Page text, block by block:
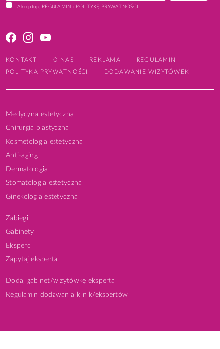
Akceptuję REGULAMIN i POLITYKĘ PRYWATNOŚCI
KONTAKT O NAS REKLAMA
REGULAMIN
POLITYKA PRYWATNOŚCI
DODAWANIE WIZYTÓWEK
Medycyna estetyczna
Chirurgia plastyczna
Kosmetologia estetyczna
Anti-aging
Dermatologia
Stomatologia estetyczna
Ginekologia estetyczna
Zabiegi
Gabinety
Eksperci
Zapytaj eksperta
Dodaj gabinet/wizytówkę eksperta
Regulamin dodawania klinik/ekspertów